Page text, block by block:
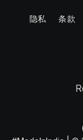
隐私 条款